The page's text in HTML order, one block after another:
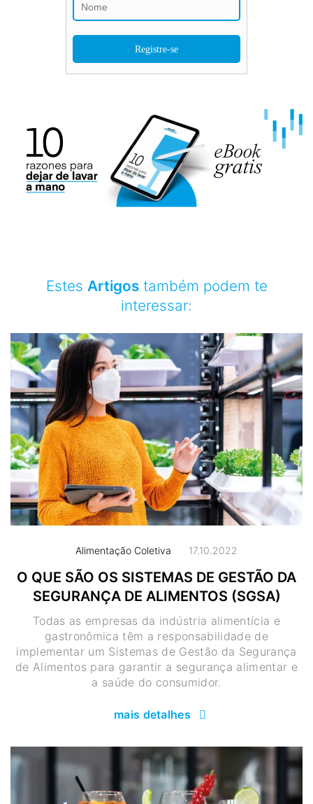
Estes Artigostambém podem te
interessar:
Alimentação Coletiva 17.10.2022
O QUE SÃO OS SISTEMAS DE GESTÃO DA
SEGURANÇA DE ALIMENTOS (SGSA)
Todas as empresas da indústria alimentícia e
gastronômica têm a responsabilidade de
implementar um Sistemas de Gestão da Segurança
de Alimentos para garantir a segurança alimentar e
a saúde do consumidor.
mais detalhes